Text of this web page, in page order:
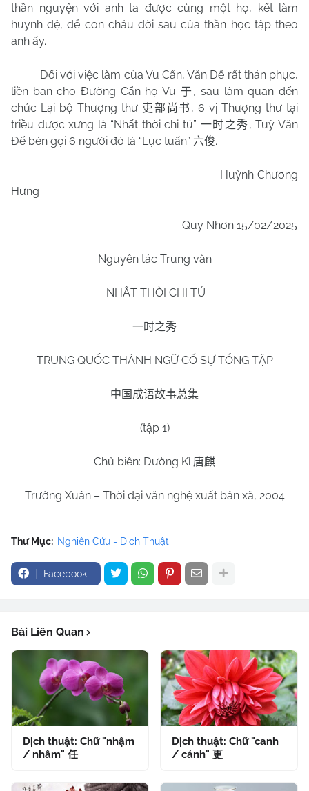
thần nguyện với anh ta được cùng một họ, kết làm
huynh đệ, để con cháu đời sau của thần học tập theo
anh ấy.
Đối với việc làm của Vu Cẩn, Văn Đế rất thán phục,
liền ban cho Đường Cẩn họ Vu 于, sau làm quan đến
chức Lại bộ Thượng thư 吏部尚书 , 6 vị Thượng thư tại
triều được xưng là “Nhất thời chi tú” 一时之秀, Tuỳ Văn
Đế bèn gọi 6 người đó là “Lục tuấn” 六俊.
Huỳnh Chương
Hưng
Quy Nhơn 15/02/2025
Nguyên tác Trung văn
NHẤT THỜI CHI TÚ
一时之秀
TRUNG QUỐC THÀNH NGỮ CỐ SỰ TỔNG TẬP
中国成语故事总集
(tập 1)
Chủ biên: Đường Kì 唐麒
Trường Xuân – Thời đại văn nghệ xuất bản xã, 2004
Thư Mục: Nghiên Cứu - Dịch Thuật
Facebook
Bài Liên Quan
Dịch thuật: Chữ "nhậm
/ nhâm" 任
Dịch thuật: Chữ "canh
/ cánh" 更